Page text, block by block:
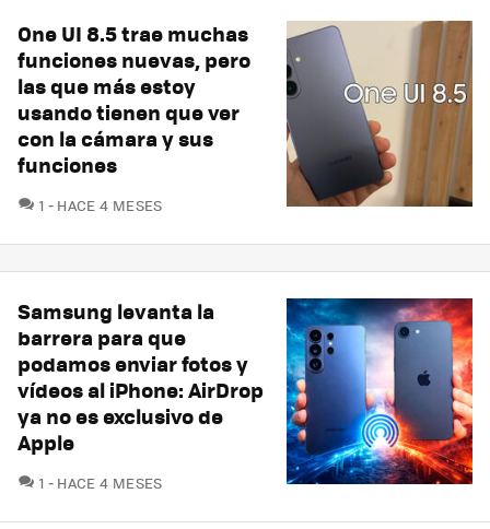
One UI 8.5 trae muchas
funciones nuevas, pero
las que más estoy
usando tienen que ver
con la cámara y sus
funciones
1 COMENTARIOS
HACE 4 MESES
Samsung levanta la
barrera para que
podamos enviar fotos y
vídeos al iPhone: AirDrop
ya no es exclusivo de
Apple
1 COMENTARIOS
HACE 4 MESES